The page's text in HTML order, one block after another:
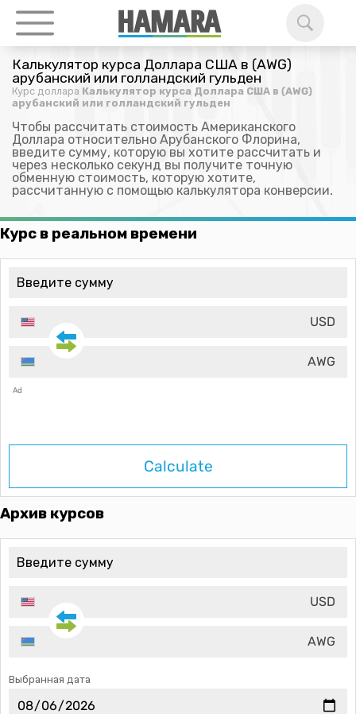
Калькулятор курса Доллара США в (AWG)
арубанский или голландский гульден
Курс доллара Калькулятор курса Доллара США в (AWG)
арубанский или голландский гульден
Чтобы рассчитать стоимость Американского
Доллара относительно Арубанского Флорина,
введите сумму, которую вы хотите рассчитать и
через несколько секунд вы получите точную
обменную стоимость, которую хотите,
рассчитанную с помощью калькулятора конверсии.
Курс в реальном времени
USD
AWG
Ad
Calculate
Архив курсов
USD
AWG
Выбранная дата